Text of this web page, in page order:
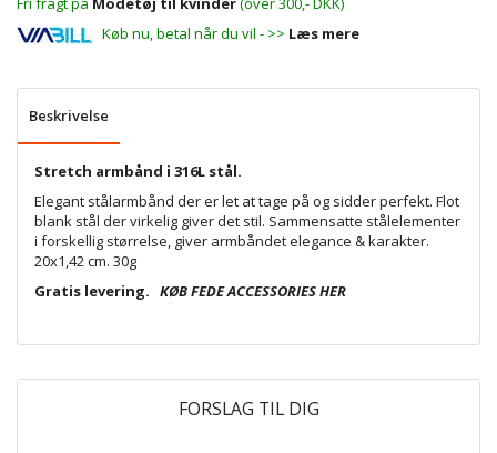
Køb nu, betal når du vil - >> Læs mere
Beskrivelse
Stretch armbånd i 316L stål.
Elegant stålarmbånd der er let at tage på og sidder perfekt. Flot
blank stål der virkelig giver det stil. Sammensatte stålelementer
i forskellig størrelse, giver armbåndet elegance & karakter.
20x1,42 cm. 30g
Gratis levering. KØB FEDE ACCESSORIES HER
FORSLAG TIL DIG